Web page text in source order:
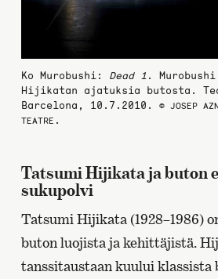
Ko Murobushi: Dead 1.
Hijikatan ajatuksia butosta.
Barcelona, 10.7.2010.
© JOSEP
TEATRE .
Tatsumi Hijikata ja buton
sukupolvi
Tatsumi Hijikata (1928–1986)
buton luojista ja kehittäjistä.
tanssitaustaan kuului klassista